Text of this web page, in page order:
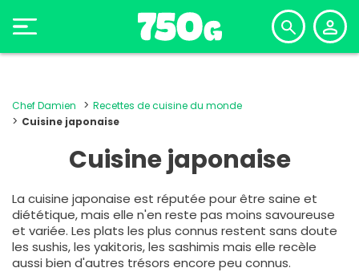
Chef Damien
Recettes de cuisine du monde
Cuisine japonaise
Cuisine japonaise
La cuisine japonaise est réputée pour être saine et
diététique, mais elle n'en reste pas moins savoureuse
et variée. Les plats les plus connus restent sans doute
les sushis, les yakitoris, les sashimis mais elle recèle
aussi bien d'autres trésors encore peu connus.